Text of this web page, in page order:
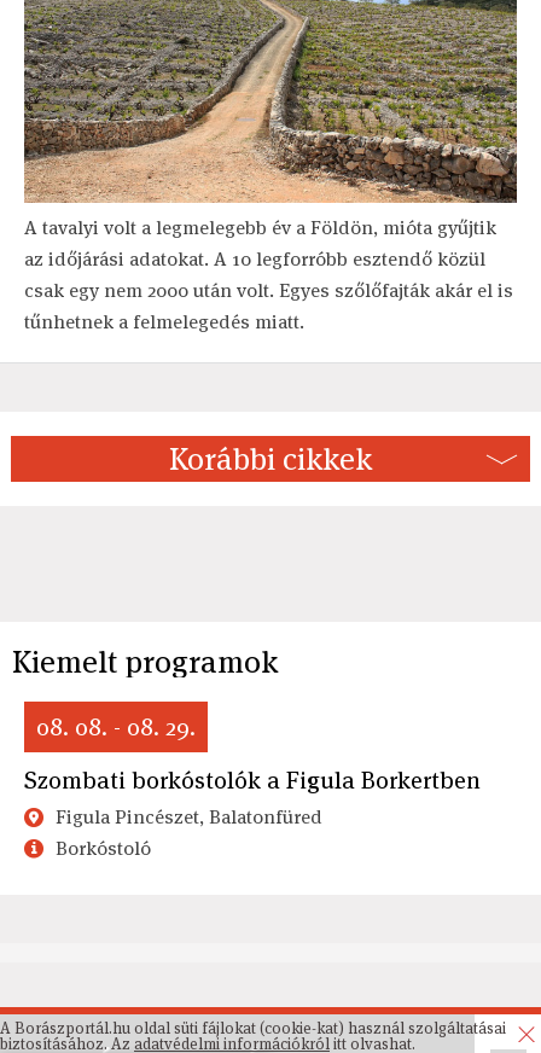
A tavalyi volt a legmelegebb év a Földön, mióta gyűjtik
az időjárási adatokat. A 10 legforróbb esztendő közül
csak egy nem 2000 után volt. Egyes szőlőfajták akár el is
tűnhetnek a felmelegedés miatt.
Korábbi cikkek
Kiemelt programok
08. 08. - 08. 29.
Szombati borkóstolók a Figula Borkertben
Figula Pincészet, Balatonfüred
Borkóstoló
A Borászportál.hu oldal süti fájlokat (cookie-kat) használ szolgáltatásai
biztosításához. Az adatvédelmi információkrólitt olvashat.